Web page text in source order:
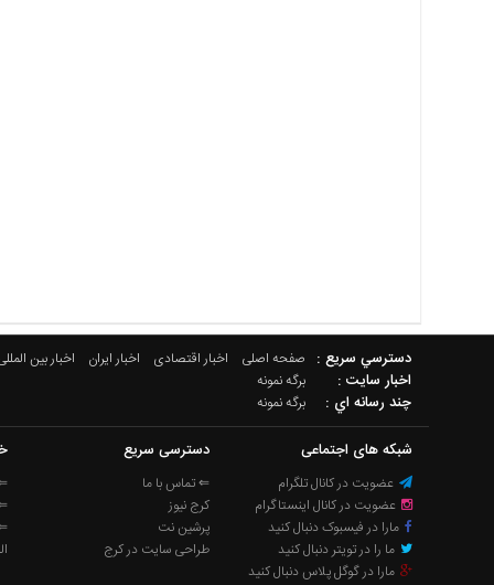
دسترسي سريع : صفحه اصلی اخبار اقتصادی اخبار ایران اخبار بین
اخبار سایت : برگه نمونه
چند رسانه اي : برگه نمونه
شبکه های اجتماعی
عضویت در کانال تلگرام
عضویت در کانال اینستاگرام
مارا در فیسبوک دنبال کنید
ما را در تویتر دنبال کنید
مارا در گوگل پلاس دنبال کنید
دسترسی سریع
⇐ تماس با ما
کرج نیوز
پرشین نت
طراحی سایت در کرج